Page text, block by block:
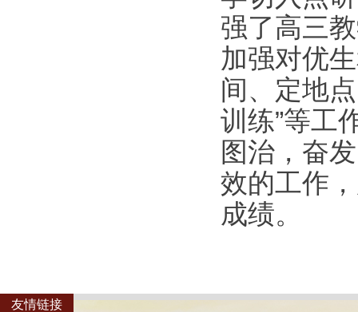
强了高三
加强对优
间、定地
训练”等工
图治，奋
效的工作
成绩。
友情链接